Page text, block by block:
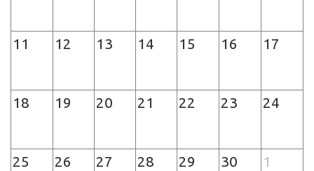
11 12 13 14 15 16 17
18 19 20 21 22 23 24
25 26 27 28 29 30 1